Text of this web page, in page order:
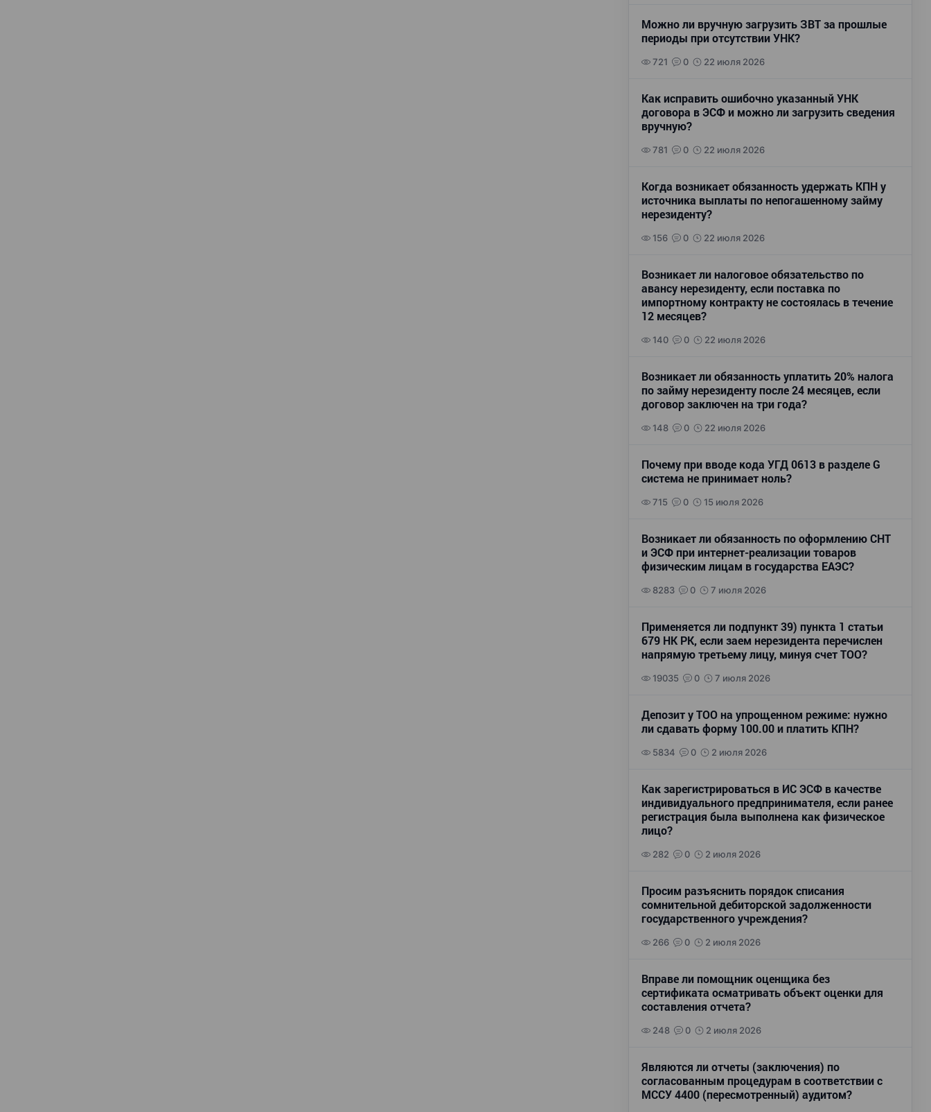
Можно ли вручную загрузить ЗВТ за прошлые
периоды при отсутствии УНК?
721 0 22 июля 2026
Как исправить ошибочно указанный УНК
договора в ЭСФ и можно ли загрузить сведения
вручную?
781 0 22 июля 2026
Когда возникает обязанность удержать КПН у
источника выплаты по непогашенному займу
нерезиденту?
156 0 22 июля 2026
Возникает ли налоговое обязательство по
авансу нерезиденту, если поставка по
импортному контракту не состоялась в течение
12 месяцев?
140 0 22 июля 2026
Возникает ли обязанность уплатить 20% налога
по займу нерезиденту после 24 месяцев, если
договор заключен на три года?
148 0 22 июля 2026
Почему при вводе кода УГД 0613 в разделе G
система не принимает ноль?
715 0 15 июля 2026
Возникает ли обязанность по оформлению СНТ
и ЭСФ при интернет-реализации товаров
физическим лицам в государства ЕАЭС?
8283 0 7 июля 2026
Применяется ли подпункт 39) пункта 1 статьи
679 НК РК, если заем нерезидента перечислен
напрямую третьему лицу, минуя счет ТОО?
19035 0 7 июля 2026
Депозит у ТОО на упрощенном режиме: нужно
ли сдавать форму 100.00 и платить КПН?
5834 0 2 июля 2026
Как зарегистрироваться в ИС ЭСФ в качестве
индивидуального предпринимателя, если ранее
регистрация была выполнена как физическое
лицо?
282 0 2 июля 2026
Просим разъяснить порядок списания
сомнительной дебиторской задолженности
государственного учреждения?
266 0 2 июля 2026
Вправе ли помощник оценщика без
сертификата осматривать объект оценки для
составления отчета?
248 0 2 июля 2026
Являются ли отчеты (заключения) по
согласованным процедурам в соответствии с
МССУ 4400 (пересмотренный) аудитом?